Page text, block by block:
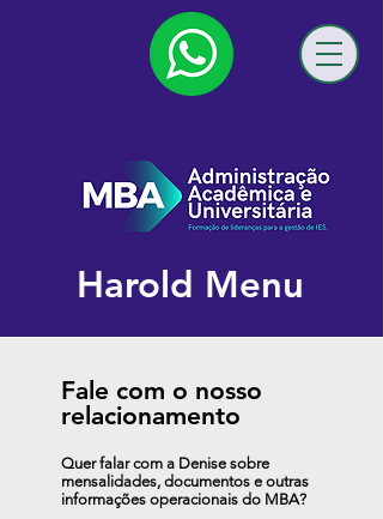
Harold Menu
Fale com o nosso
relacionamento
Quer falar com a Denise sobre
mensalidades, documentos e outras
informações operacionais do MBA?